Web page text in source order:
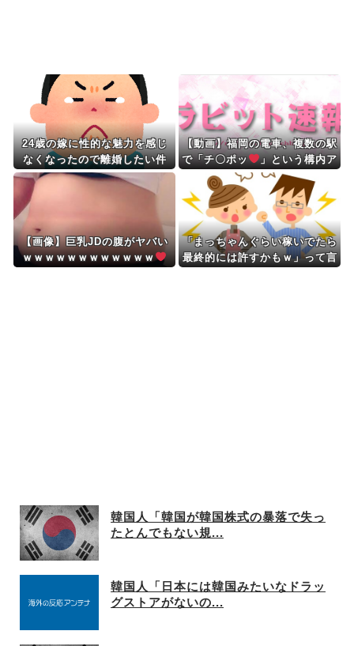
24歳の嫁に性的な魅力を感じ
なくなったので離婚したい件
【動画】福岡の電車、複数の駅
で「チ〇ポッ
」という構内ア
ナウンスが流れる騒ぎwwwww
wwww
【画像】巨乳JDの腹がヤバい
ｗｗｗｗｗｗｗｗｗｗｗｗ
「まっちゃんぐらい稼いでたら
最終的には許すかもｗ」って言
韓国人「韓国が韓国株式の暴落で失っ
たとんでもない規...
韓国人「日本には韓国みたいなドラッ
グストアがないの...